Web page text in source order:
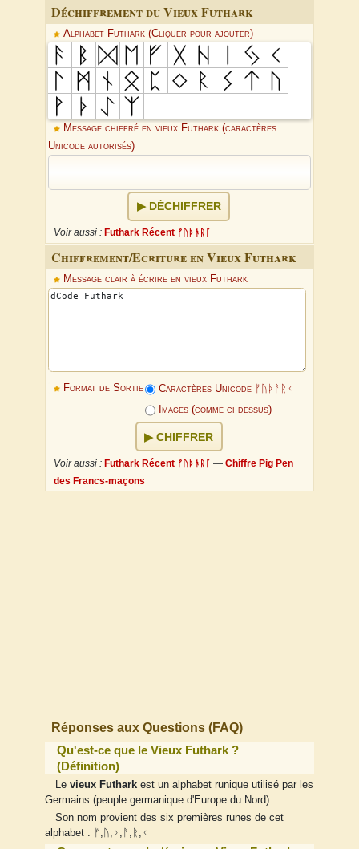
Déchiffrement du Vieux Futhark
Alphabet Futhark (Cliquer pour ajouter)
Message chiffré en vieux Futhark (caractères
Unicode autorisés)
DÉCHIFFRER
Voir aussi : Futhark Récent ᚠᚢᚦᚬᚱᚴ
Chiffrement/Ecriture en Vieux Futhark
Message clair à écrire en vieux Futhark
Format de Sortie
Caractères Unicode ᚠᚢᚦᚨᚱᚲ
Images (comme ci-dessus)
CHIFFRER
Voir aussi : Futhark Récent ᚠᚢᚦᚬᚱᚴ —Chiffre Pig Pen
des Francs-maçons
Réponses aux Questions (FAQ)
Qu'est-ce que le Vieux Futhark ?
(Définition)
Le vieux Futharkest un alphabet runique utilisé par les
Germains (peuple germanique d'Europe du Nord).
Son nom provient des six premières runes de cet
alphabet : ᚠ,ᚢ,ᚦ,ᚨ,ᚱ,ᚲ